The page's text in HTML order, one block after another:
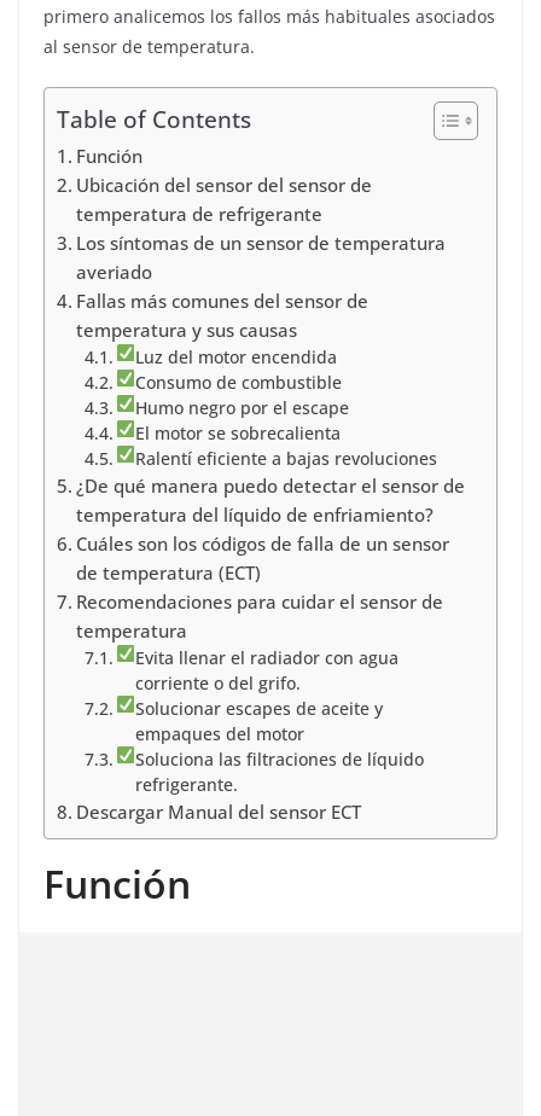
primero analicemos los fallos más habituales asociados
al sensor de temperatura.
Table of Contents
Función
Ubicación del sensor del sensor de
temperatura de refrigerante
Los síntomas de un sensor de temperatura
averiado
Fallas más comunes del sensor de
temperatura y sus causas
Luz del motor encendida
Consumo de combustible
Humo negro por el escape
El motor se sobrecalienta
Ralentí eficiente a bajas revoluciones
¿De qué manera puedo detectar el sensor de
temperatura del líquido de enfriamiento?
Cuáles son los códigos de falla de un sensor
de temperatura (ECT)
Recomendaciones para cuidar el sensor de
temperatura
Evita llenar el radiador con agua
corriente o del grifo.
Solucionar escapes de aceite y
empaques del motor
Soluciona las filtraciones de líquido
refrigerante.
Descargar Manual del sensor ECT
Función